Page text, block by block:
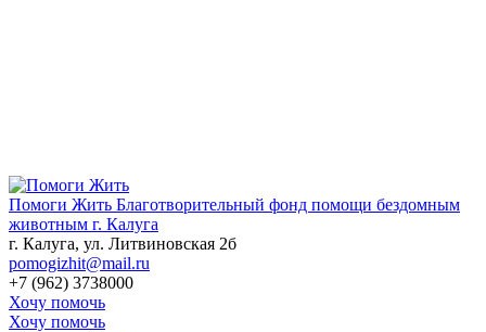
Помоги Жить Благотворительный фонд помощи бездомным
животным г. Калуга
г. Калуга, ул. Литвиновская 2б
pomogizhit@mail.ru
+7 (962) 3738000
Хочу помочь
Хочу помочь